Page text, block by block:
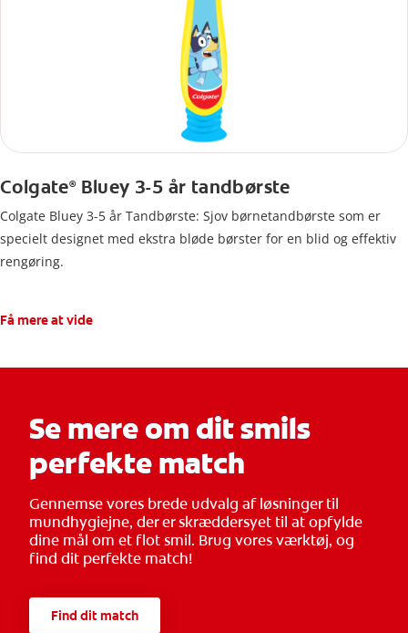
Colgate®Bluey 3-5 år tandbørste
Colgate Bluey 3-5 år Tandbørste: Sjov børnetandbørste som er
specielt designet med ekstra bløde børster for en blid og effektiv
rengøring.
Få mere at vide
Se mere om dit smils
perfekte match
Gennemse vores brede udvalg af løsninger til
mundhygiejne, der er skræddersyet til at opfylde
dine mål om et flot smil. Brug vores værktøj, og
find dit perfekte match!
Find dit match